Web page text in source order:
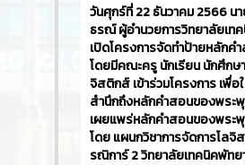
วันศุกร์ที่ 22 ธันวาคม 2566​ น
ธรณ์ ผู้อำนวยการวิทยาลัยเท
เปิดโครงการจัดทำป้ายหลักค
โดยมีคณะครู นักเรียน นักศึกษ
จิสติกส์ เข้าร่วมโครงการ เพื่อ
สำนึกถึงหลักคำสอนของพระ
เผยแพร่หลักคำสอนของพระพุ
โดย แผนกวิชาการจัดการโล
รณิการ์ 2 วิทยาลัยเทคนิคพัทย